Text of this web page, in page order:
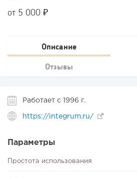
от 5 000 ₽
Описание
Отзывы
Работает с 1996 г.
https://integrum.ru/
Параметры
Простота использования